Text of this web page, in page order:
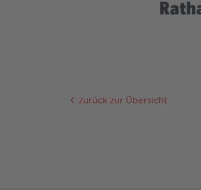
zurück zur Übersicht